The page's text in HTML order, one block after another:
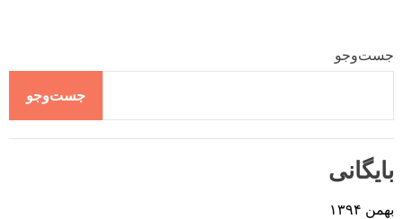
جست‌وجو
جست‌وجو
بایگانی
بهمن ۱۳۹۴